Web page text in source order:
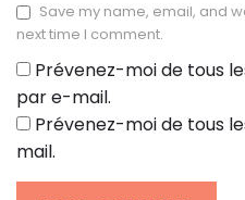
Save my name, email, and
next time I comment.
Prévenez-moi de tous
par e-mail.
Prévenez-moi de tous
mail.